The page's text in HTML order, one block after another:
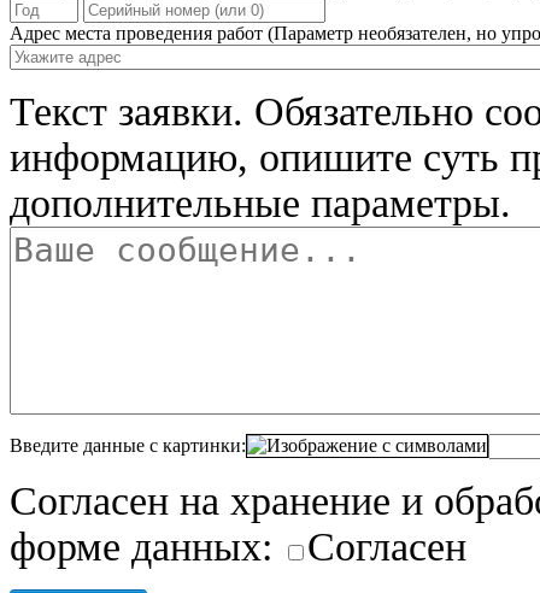
Адрес места проведения работ (Параметр необязателен, но
Текст заявки. Обязательно
информацию, опишите суть
дополнительные параметры.
Введите данные с картинки:
Согласен на хранение и
форме данных:
Согласен